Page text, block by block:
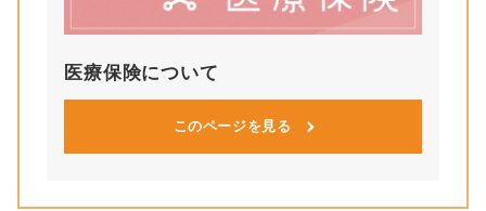
医療保険について
このページを見る